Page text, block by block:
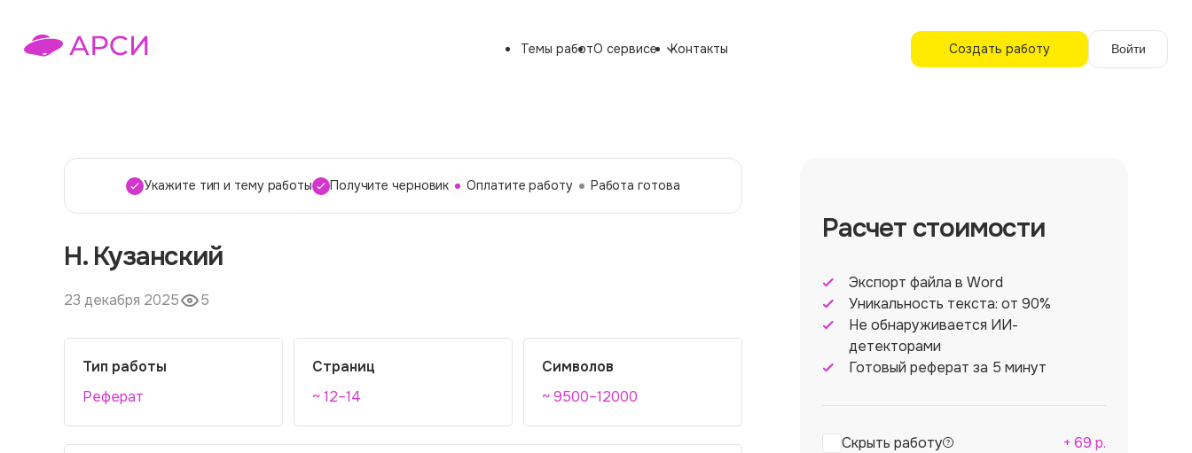
Темы работО сервисе Контакты Создать работу Войти
Укажите тип и тему работы Получите черновик Оплатите работу Работа готова
Н. Кузанский
23 декабря 2025 5
Тип работы
Реферат
Страниц
~ 12–14
Символов
~ 9500–12000
Расчет стоимости
Экспорт файла в Word
Уникальность текста: от 90%
Не обнаруживается ИИ-
детекторами
Готовый реферат за 5 минут
Скрыть работу + 69 р.